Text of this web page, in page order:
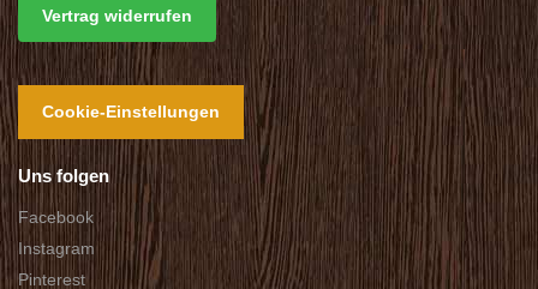
Vertrag widerrufen
Cookie-Einstellungen
Uns folgen
Facebook
Instagram
Pinterest